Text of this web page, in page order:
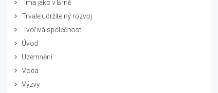
Tma jako v Brně
Trvale udržitelný rozvoj
Tvořivá společnost
Úvod
Uzemnění
Voda
Výzvy